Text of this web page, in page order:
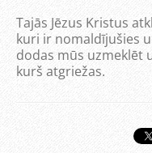
Tajās Jēzus Kristus
kuri ir nomaldījušies
dodas mūs uzmeklēt
kurš atgriežas.